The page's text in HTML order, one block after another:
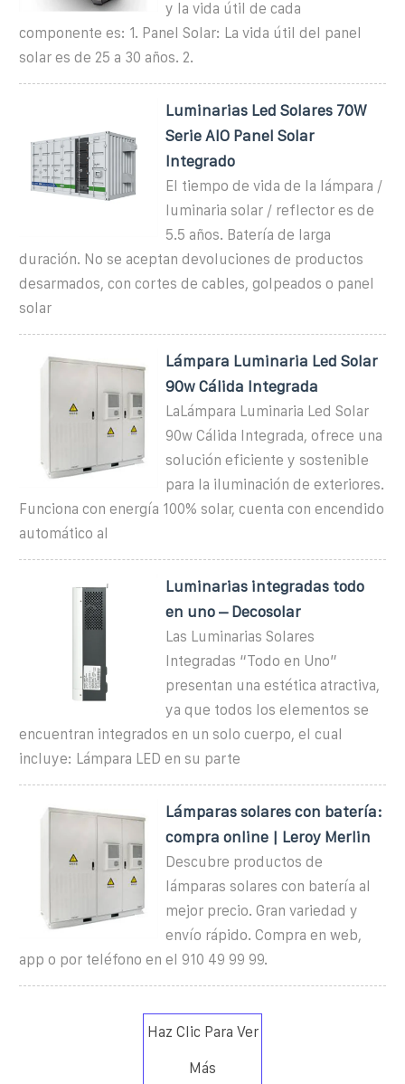
y la vida útil de cada
componente es: 1. Panel Solar: La vida útil del panel
solar es de 25 a 30 años. 2.
Luminarias Led Solares 70W
Serie AIO Panel Solar
Integrado
El tiempo de vida de la lámpara /
luminaria solar / reflector es de
5.5 años. Batería de larga
duración. No se aceptan devoluciones de productos
desarmados, con cortes de cables, golpeados o panel
solar
Lámpara Luminaria Led Solar
90w Cálida Integrada
LaLámpara Luminaria Led Solar
90w Cálida Integrada, ofrece una
solución eficiente y sostenible
para la iluminación de exteriores.
Funciona con energía 100% solar, cuenta con encendido
automático al
Luminarias integradas todo
en uno – Decosolar
Las Luminarias Solares
Integradas “Todo en Uno”
presentan una estética atractiva,
ya que todos los elementos se
encuentran integrados en un solo cuerpo, el cual
incluye: Lámpara LED en su parte
Lámparas solares con batería:
compra online | Leroy Merlin
Descubre productos de
lámparas solares con batería al
mejor precio. Gran variedad y
envío rápido. Compra en web,
app o por teléfono en el 910 49 99 99.
Haz Clic Para Ver
Más